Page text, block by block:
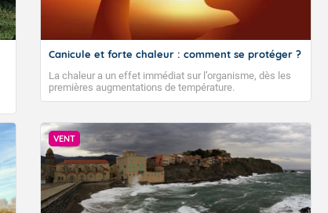
Canicule et forte chaleur : comment se protéger ?
La chaleur a un effet immédiat sur l’organisme, dès les
premières augmentations de température.
VENT